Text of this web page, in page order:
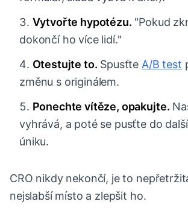
Vytvořte hypotézu. "Pokud
dokončí ho více lidí."
Otestujte to. SpusťteA/B test
změnu s originálem.
Ponechte vítěze, opakujte.
vyhrává, a poté se pusťte do
úniku.
CRO nikdy nekončí, je to
nejslabší místo a zlepšit ho.